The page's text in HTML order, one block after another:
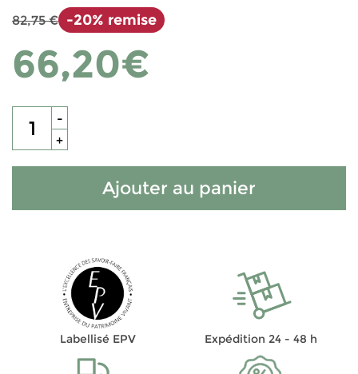
82,75 € -20% remise
66,20€
-
+
Ajouter au panier
Labellisé EPV Expédition 24 - 48 h